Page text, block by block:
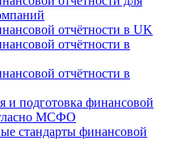
отчётности в UK
отчётности в
отчётности в
и подготовка финансовой
МСФО
стандарты финансовой